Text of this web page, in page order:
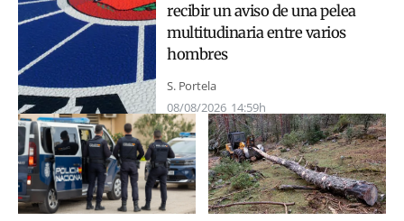
recibir un aviso de una pelea
multitudinaria entre varios
hombres
S. Portela
08/08/2026 14:59h